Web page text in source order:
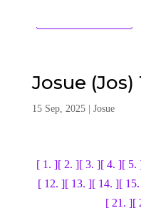
Josue (Jos)
15 Sep, 2025| Josue
[ 1. ][ 2. ][ 3. ][ 4. ][ 5.
[ 12. ][ 13. ][ 14. ][
[ 21. ][